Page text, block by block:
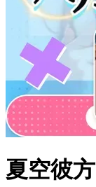
夏空彼